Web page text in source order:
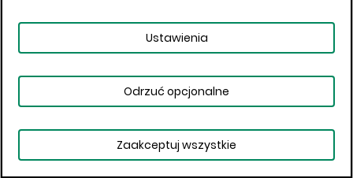
rozliczeniowego ustalonego na koniec sesji
stanowiącą stratę inwestora:
= - 2 400,00 PLN
jest wyliczany w stosunku do kursu
rozliczeniowego i wyniesie:
Obserwowane
Ustawienia
Odrzuć opcjonalne
Zaakceptuj wszystkie